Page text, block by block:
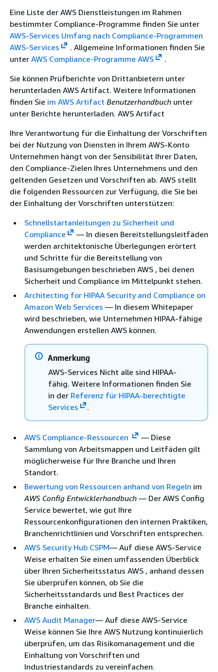
Eine Liste der AWS Dienstleistungen im Rahmen
bestimmter Compliance-Programme finden Sie unter
AWS-Services Umfang nach Compliance-Programmen
AWS-Services
. Allgemeine Informationen finden Sie
unter AWS Compliance-Programme AWS
.
Sie können Prüfberichte von Drittanbietern unter
herunterladen AWS Artifact. Weitere Informationen
finden Sie im AWS Artifact Benutzerhandbuch unter
unter Berichte herunterladen. AWS Artifact
Ihre Verantwortung für die Einhaltung der Vorschriften
bei der Nutzung von Diensten in Ihrem AWS-Konto
Unternehmen hängt von der Sensibilität Ihrer Daten,
den Compliance-Zielen Ihres Unternehmens und den
geltenden Gesetzen und Vorschriften ab. AWS stellt
die folgenden Ressourcen zur Verfügung, die Sie bei
der Einhaltung der Vorschriften unterstützen:
Schnellstartanleitungen zu Sicherheit und
Compliance
— In diesen Bereitstellungsleitfäden
werden architektonische Überlegungen erörtert
und Schritte für die Bereitstellung von
Basisumgebungen beschrieben AWS , bei denen
Sicherheit und Compliance im Mittelpunkt stehen.
Architecting for HIPAA Security and Compliance on
Amazon Web Services — In diesem Whitepaper
wird beschrieben, wie Unternehmen HIPAA-fähige
Anwendungen erstellen AWS können.
Anmerkung
AWS-Services Nicht alle sind HIPAA-
fähig. Weitere Informationen finden Sie
in der Referenz für HIPAA-berechtigte
Services
.
AWS Compliance-Ressourcen
— Diese
Sammlung von Arbeitsmappen und Leitfäden gilt
möglicherweise für Ihre Branche und Ihren
Standort.
Bewertung von Ressourcen anhand von Regeln im
AWS Config Entwicklerhandbuch — Der AWS Config
Service bewertet, wie gut Ihre
Ressourcenkonfigurationen den internen Praktiken,
Branchenrichtlinien und Vorschriften entsprechen.
AWS Security Hub CSPM— Auf diese AWS-Service
Weise erhalten Sie einen umfassenden Überblick
über Ihren Sicherheitsstatus AWS , anhand dessen
Sie überprüfen können, ob Sie die
Sicherheitsstandards und Best Practices der
Branche einhalten.
AWS Audit Manager— Auf diese AWS-Service
Weise können Sie Ihre AWS Nutzung kontinuierlich
überprüfen, um das Risikomanagement und die
Einhaltung von Vorschriften und
Industriestandards zu vereinfachen.